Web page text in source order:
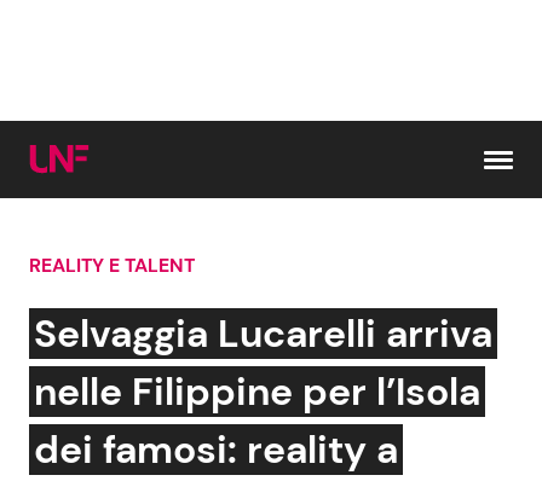
Cerca:
News e Cronaca
Attualità Italiana
Gossip e TV
Bellezze VIP
REALITY E TALENT
Selvaggia Lucarelli arriva
nelle Filippine per l’Isola
dei famosi: reality a